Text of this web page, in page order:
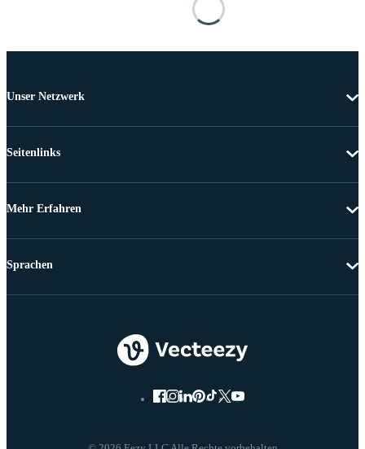
Unser Netzwerk
Seitenlinks
Mehr Erfahren
Sprachen